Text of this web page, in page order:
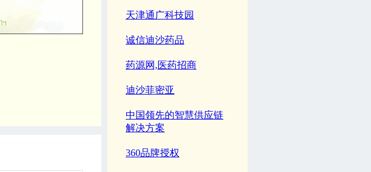
天津通广科技园
诚信迪沙药品
药源网,医药招商
迪沙菲密亚
中国领先的智慧供应链
解决方案
360品牌授权